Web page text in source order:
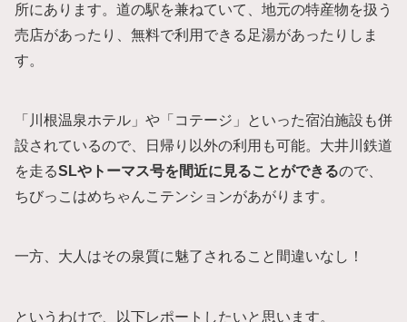
所にあります。道の駅を兼ねていて、地元の特産物を扱う
売店があったり、無料で利用できる足湯があったりしま
す。
「川根温泉ホテル」や「コテージ」といった宿泊施設も併
設されているので、日帰り以外の利用も可能。大井川鉄道
を走るSLやトーマス号を間近に見ることができるので、
ちびっこはめちゃんこテンションがあがります。
一方、大人はその泉質に魅了されること間違いなし！
というわけで、以下レポートしたいと思います。